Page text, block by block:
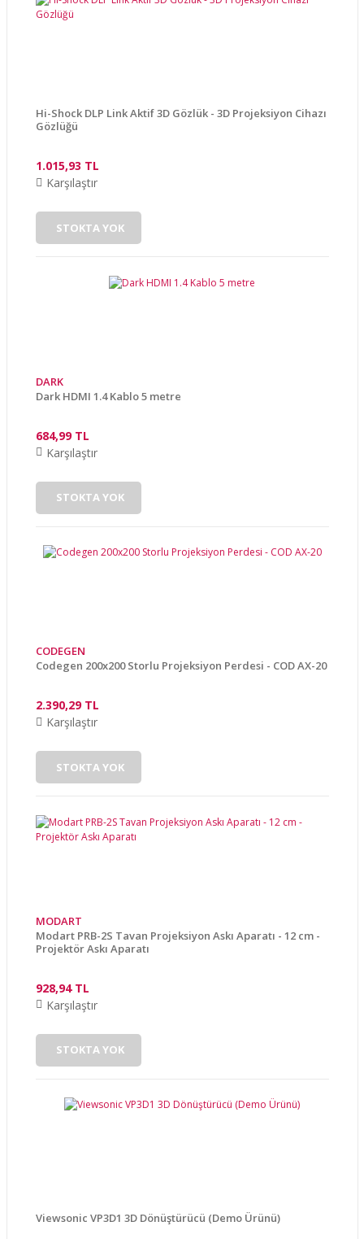
Ürün açıklamasında eksik bilgiler bulunuyor.
Hi-Shock DLP Link Aktif 3D Gözlük - 3D Projeksiyon Cihazı
Gözlüğü
1.015,93 TL
Karşılaştır
STOKTA YOK
DARK
Dark HDMI 1.4 Kablo 5 metre
684,99 TL
Karşılaştır
STOKTA YOK
CODEGEN
Codegen 200x200 Storlu Projeksiyon Perdesi - COD AX-20
2.390,29 TL
Karşılaştır
STOKTA YOK
MODART
Modart PRB-2S Tavan Projeksiyon Askı Aparatı - 12 cm -
Projektör Askı Aparatı
928,94 TL
Karşılaştır
STOKTA YOK
Viewsonic VP3D1 3D Dönüştürücü (Demo Ürünü)